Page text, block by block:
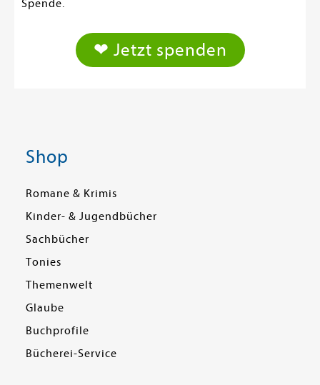
Spende.
❤ Jetzt spenden
Shop
Romane & Krimis
Kinder- & Jugendbücher
Sachbücher
Tonies
Themenwelt
Glaube
Buchprofile
Bücherei-Service